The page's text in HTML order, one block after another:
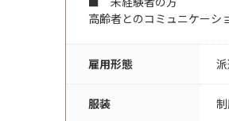
高齢者とのコミュニケーシ
雇用形態
服装